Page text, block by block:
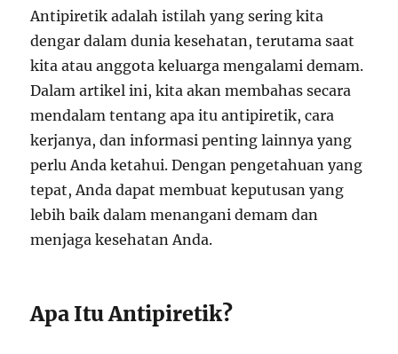
Antipiretik adalah istilah yang sering kita
dengar dalam dunia kesehatan, terutama saat
kita atau anggota keluarga mengalami demam.
Dalam artikel ini, kita akan membahas secara
mendalam tentang apa itu antipiretik, cara
kerjanya, dan informasi penting lainnya yang
perlu Anda ketahui. Dengan pengetahuan yang
tepat, Anda dapat membuat keputusan yang
lebih baik dalam menangani demam dan
menjaga kesehatan Anda.
Apa Itu Antipiretik?